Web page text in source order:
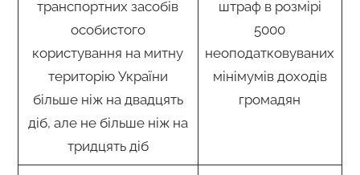
транспортних засобів
особистого
користування на митну
територію України
більше ніж на двадцять
діб, але не більше ніж на
тридцять діб
штраф в розмірі
5000
неоподатковуваних
мінімумів доходів
громадян